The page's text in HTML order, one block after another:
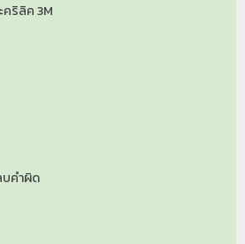
คริลิค 3M
คำผิด